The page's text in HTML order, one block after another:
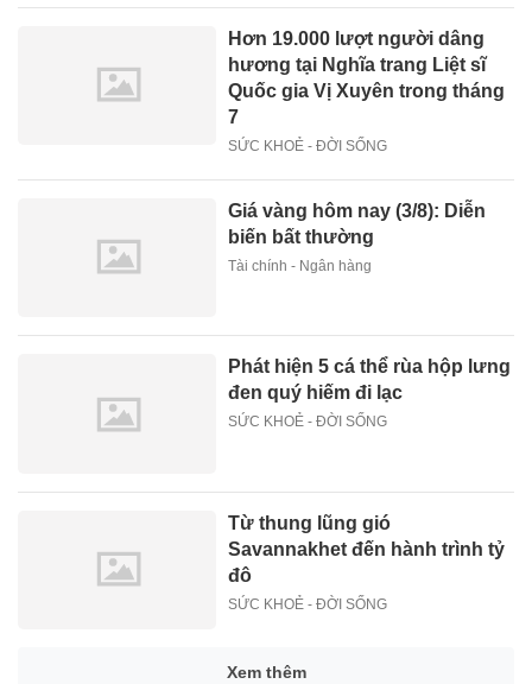
Hơn 19.000 lượt người dâng
hương tại Nghĩa trang Liệt sĩ
Quốc gia Vị Xuyên trong tháng
7
SỨC KHOẺ - ĐỜI SỐNG
Giá vàng hôm nay (3/8): Diễn
biến bất thường
Tài chính - Ngân hàng
Phát hiện 5 cá thể rùa hộp lưng
đen quý hiếm đi lạc
SỨC KHOẺ - ĐỜI SỐNG
Từ thung lũng gió
Savannakhet đến hành trình tỷ
đô
SỨC KHOẺ - ĐỜI SỐNG
Xem thêm